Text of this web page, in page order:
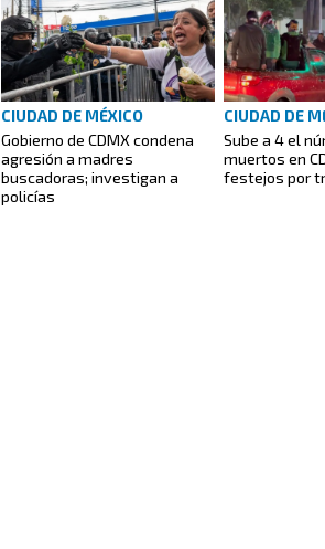
CIUDAD DE MÉXICO
Gobierno de CDMX condena
agresión a madres
buscadoras; investigan a
policías
CIUDAD DE
Sube a 4 el
muertos en
festejos por